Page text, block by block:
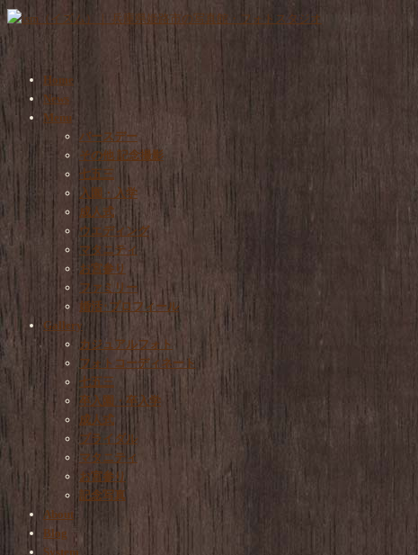
Home
News
Menu
バースデー
その他 記念撮影
七五三
入園・入学
成人式
ウエディング
マタニティ
お宮参り
ファミリー
婚活･プロフィール
Gallery
カジュアルフォト
フォトコーディネート
七五三
卒入園・卒入学
成人式
ブライダル
マタニティ
お宮参り
記念写真
About
Blog
System